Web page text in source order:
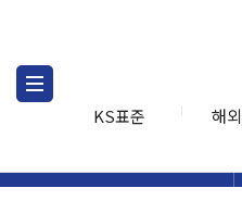
KS표준 해